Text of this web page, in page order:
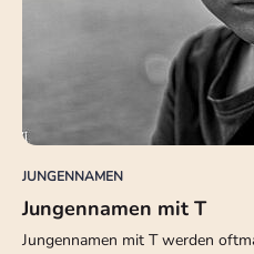
JUNGENNAMEN
Jungennamen mit T
Jungennamen mit T werden